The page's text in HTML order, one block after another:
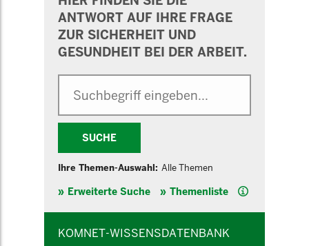
ANTWORT AUF IHRE FRAGE
ZUR SICHERHEIT UND
GESUNDHEIT BEI DER ARBEIT.
SUCHE
Ihre Themen-Auswahl: Alle Themen
Erweiterte Suche Themenliste Hilfe
KOMNET-WISSENSDATENBANK